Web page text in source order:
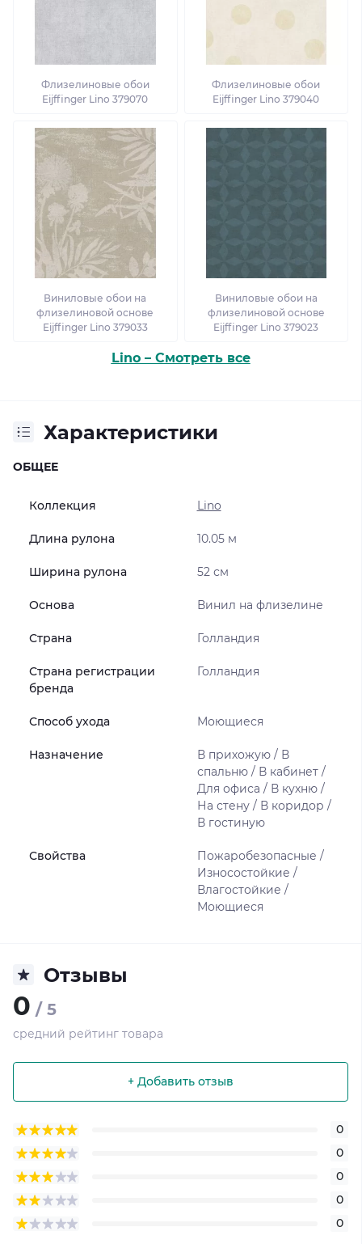
Флизелиновые обои
Eijffinger Lino 379070
Флизелиновые обои
Eijffinger Lino 379040
Виниловые обои на
флизелиновой основе
Eijffinger Lino 379033
Виниловые обои на
флизелиновой основе
Eijffinger Lino 379023
Lino – Смотреть все
Характеристики
ОБЩЕЕ
Коллекция Lino
Длина рулона 10.05 м
Ширина рулона 52 см
Основа Винил на флизелине
Страна Голландия
Страна регистрации
бренда
Голландия
Способ ухода Моющиеся
Назначение
В прихожую / В
спальню / В кабинет /
Для офиса / В кухню /
На стену / В коридор /
В гостиную
Свойства
Пожаробезопасные /
Износостойкие /
Влагостойкие /
Моющиеся
Отзывы
0 / 5
средний рейтинг товара
+ Добавить отзыв
0
0
0
0
0